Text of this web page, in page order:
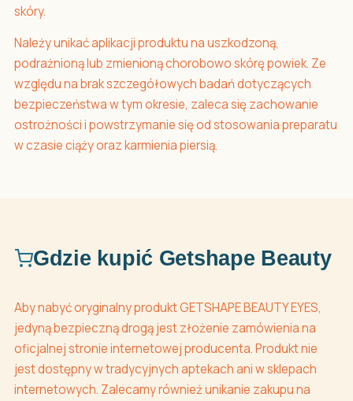
skóry.
Należy unikać aplikacji produktu na uszkodzoną,
podrażnioną lub zmienioną chorobowo skórę powiek. Ze
względu na brak szczegółowych badań dotyczących
bezpieczeństwa w tym okresie, zaleca się zachowanie
ostrożności i powstrzymanie się od stosowania preparatu
w czasie ciąży oraz karmienia piersią.
Gdzie kupić Getshape Beauty
Aby nabyć oryginalny produkt GETSHAPE BEAUTY EYES,
jedyną bezpieczną drogą jest złożenie zamówienia na
oficjalnej stronie internetowej producenta. Produkt nie
jest dostępny w tradycyjnych aptekach ani w sklepach
internetowych. Zalecamy również unikanie zakupu na